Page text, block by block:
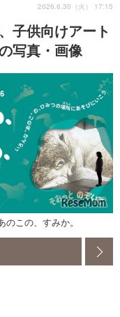
子供向けアート
写真・画像
2026.6.30（火） 17:15
この、すみか。